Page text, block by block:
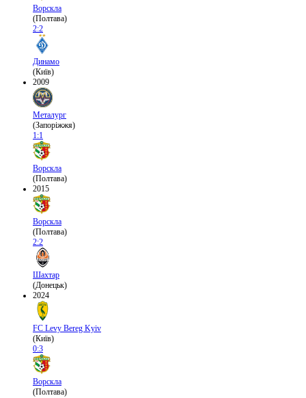
Ворскла
(Полтава)
2:2
Динамо
(Київ)
2009
Металург
(Запоріжжя)
1:1
Ворскла
(Полтава)
2015
Ворскла
(Полтава)
2:2
Шахтар
(Донецьк)
2024
FC Levy Bereg Kyiv
(Київ)
0:3
Ворскла
(Полтава)